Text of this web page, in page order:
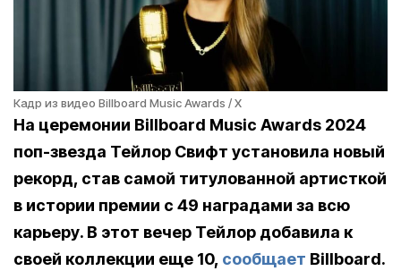
Кадр из видео Billboard Music Awards / X
На церемонии Billboard Music Awards 2024
поп-звезда Тейлор Свифт установила новый
рекорд, став самой титулованной артисткой
в истории премии с 49 наградами за всю
карьеру. В этот вечер Тейлор добавила к
своей коллекции еще 10, сообщает Billboard.